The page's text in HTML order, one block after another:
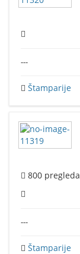
---
Štamparije
800 pregleda
---
Štamparije